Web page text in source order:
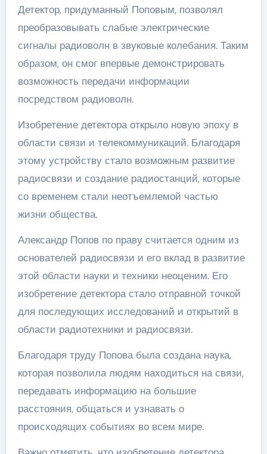
Детектор, придуманный Поповым, позволял
преобразовывать слабые электрические
сигналы радиоволн в звуковые колебания. Таким
образом, он смог впервые демонстрировать
возможность передачи информации
посредством радиоволн.
Изобретение детектора открыло новую эпоху в
области связи и телекоммуникаций. Благодаря
этому устройству стало возможным развитие
радиосвязи и создание радиостанций, которые
со временем стали неотъемлемой частью
жизни общества.
Александр Попов по праву считается одним из
основателей радиосвязи и его вклад в развитие
этой области науки и техники неоценим. Его
изобретение детектора стало отправной точкой
для последующих исследований и открытий в
области радиотехники и радиосвязи.
Благодаря труду Попова была создана наука,
которая позволила людям находиться на связи,
передавать информацию на большие
расстояния, общаться и узнавать о
происходящих событиях во всем мире.